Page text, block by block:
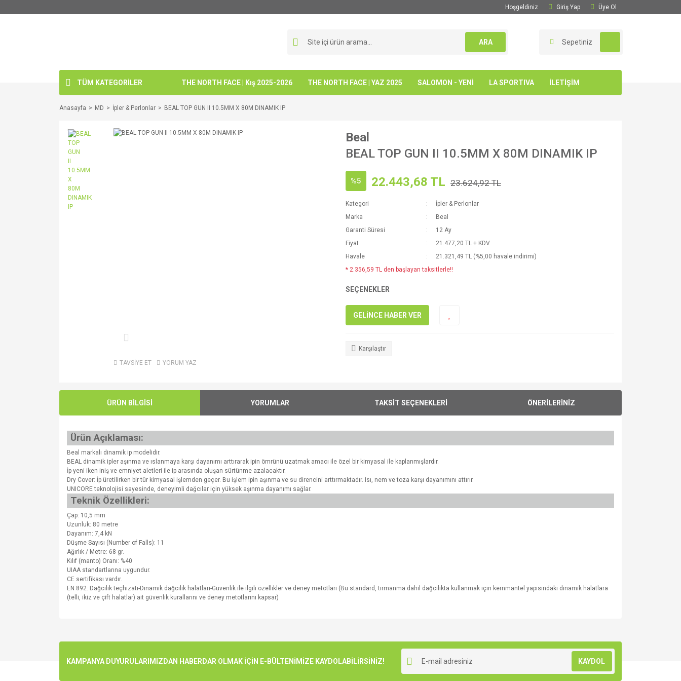
Hoşgeldiniz Giriş Yap Üye Ol
ARA Sepetiniz
TÜM KATEGORİLER THE NORTH FACE | Kış 2025-2026 THE NORTH FACE | YAZ 2025 SALOMON - YENİ LA SPORTIVA İLETİŞİM
Anasayfa MD İpler & Perlonlar BEAL TOP GUN II 10.5MM X 80M DINAMIK IP
TAVSİYE ET YORUM YAZ
Beal
BEAL TOP GUN II 10.5MM X 80M DINAMIK IP
%5 22.443,68 TL 23.624,92 TL
Kategori
İpler & Perlonlar
Marka
Beal
Garanti Süresi
12 Ay
Fiyat
21.477,20 TL + KDV
Havale
21.321,49 TL (%5,00 havale indirimi)
* 2.356,59 TL den başlayan taksitlerle!!
SEÇENEKLER
GELİNCE HABER VER
Karşılaştır
ÜRÜN BİLGİSİ YORUMLAR TAKSİT SEÇENEKLERİ ÖNERİLERİNİZ
Ürün Açıklaması:
Beal markalı dinamik ip modelidir.
BEAL dinamik ipler aşınma ve ıslanmaya karşı dayanımı arttırarak ipin ömrünü uzatmak amacı ile özel bir kimyasal ile kaplanmışlardır.
İp yeni iken iniş ve emniyet aletleri ile ip arasında oluşan sürtünme azalacaktır.
Dry Cover: İp üretilirken bir tür kimyasal işlemden geçer. Bu işlem ipin aşınma ve su direncini arttırmaktadır. Isı, nem ve toza karşı dayanımını attırır.
UNICORE teknolojisi sayesinde, deneyimli dağcılar için yüksek aşınma dayanımı sağlar.
Teknik Özellikleri:
Çap: 10,5 mm
Uzunluk: 80 metre
Dayanım: 7,4 kN
Düşme Sayısı (Number of Falls): 11
Ağırlık / Metre: 68 gr.
Kılıf (manto) Oranı: %40
UIAA standartlarına uygundur.
CE sertifikası vardır.
EN 892: Dağcılık teçhizatı-Dinamik dağcılık halatları-Güvenlik ile ilgili özellikler ve deney metotları (Bu standard, tırmanma dahil dağcılıkta kullanmak için kernmantel yapısındaki dinamik halatlara
(telli, ikiz ve çift halatlar) ait güvenlik kurallarını ve deney metotlarını kapsar)
Ürün resmi kalitesiz, bozuk veya görüntülenemiyor.
KAMPANYA DUYURULARIMIZDAN HABERDAR OLMAK İÇİN E-BÜLTENİMİZE KAYDOLABİLİRSİNİZ! KAYDOL